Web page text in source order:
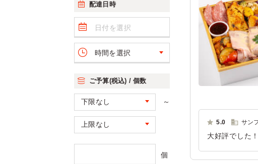
5.0 サン
大好評でした
味しかったで
配達日時
時間を選択
ご予算(税込) / 個数
～
個